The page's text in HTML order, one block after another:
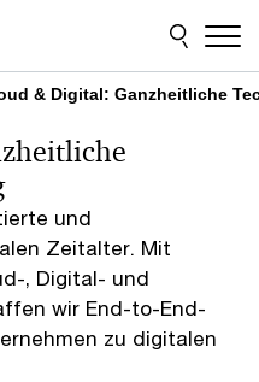
& Digital: Ganzheitliche
und
Zeitalter. Mit
, Digital- und
wir End-to-End-
zu digitalen